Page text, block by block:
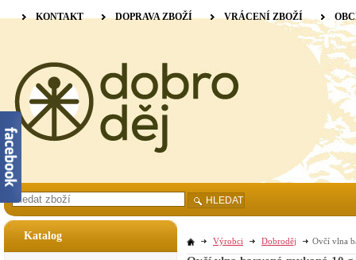
Katalog Výrobci Dobroděj Ovčí vlna
KONTAKT DOPRAVA ZBOŽÍ VRÁCENÍ ZBOŽÍ
HLEDAT